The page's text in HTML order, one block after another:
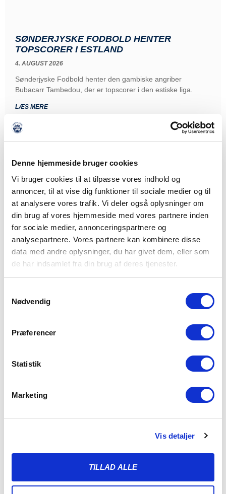
Denne hjemmeside bruger cookies
Vi bruger cookies til at tilpasse vores indhold og
annoncer, til at vise dig funktioner til sociale medier og til
at analysere vores trafik. Vi deler også oplysninger om
din brug af vores hjemmeside med vores partnere inden
for sociale medier, annonceringspartnere og
analysepartnere. Vores partnere kan kombinere disse
data med andre oplysninger, du har givet dem, eller som
de har indsamlet fra din brug af deres tjenester.
Nødvendig
Præferencer
Statistik
Marketing
Vis detaljer
TILLAD ALLE
SØNDERJYSKE FODBOLD HENTER
TOPSCORER I ESTLAND
4. AUGUST 2026
Sønderjyske Fodbold henter den gambiske angriber
Bubacarr Tambedou, der er topscorer i den estiske liga.
LÆS MERE
flere store muligheder var